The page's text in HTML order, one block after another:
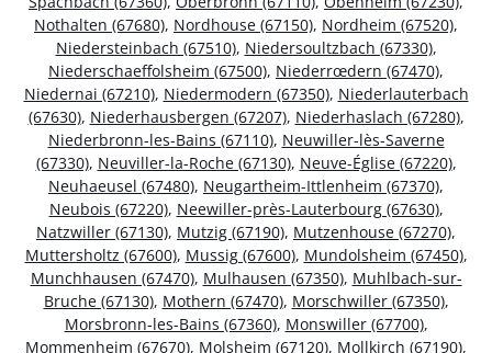
Nothalten (67680), Nordhouse (67150), Nordheim (67520),
Niedersteinbach (67510), Niedersoultzbach (67330),
Niederschaeffolsheim (67500), Niederrœdern (67470),
Niedernai (67210), Niedermodern (67350), Niederlauterbach
(67630), Niederhausbergen (67207), Niederhaslach (67280),
Niederbronn-les-Bains (67110), Neuwiller-lès-Saverne
(67330), Neuviller-la-Roche (67130), Neuve-Église (67220),
Neuhaeusel (67480), Neugartheim-Ittlenheim (67370),
Neubois (67220), Neewiller-près-Lauterbourg (67630),
Natzwiller (67130), Mutzig (67190), Mutzenhouse (67270),
Muttersholtz (67600), Mussig (67600), Mundolsheim (67450),
Munchhausen (67470), Mulhausen (67350), Muhlbach-sur-
Bruche (67130), Mothern (67470), Morschwiller (67350),
Morsbronn-les-Bains (67360), Monswiller (67700),
Mommenheim (67670), Molsheim (67120), Mollkirch (67190),